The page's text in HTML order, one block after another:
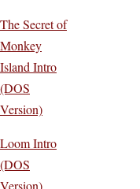
The Secret of
Monkey
Island Intro
(DOS
Version)
Loom Intro
(DOS